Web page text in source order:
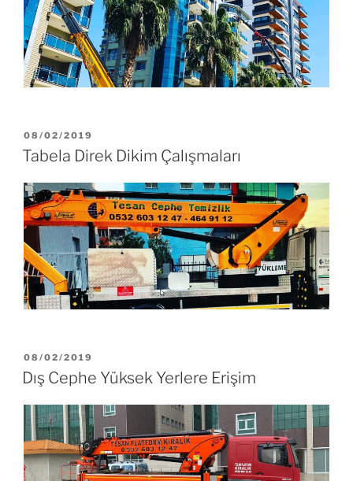
08/02/2019
Tabela Direk Dikim Çalışmaları
08/02/2019
Dış Cephe Yüksek Yerlere Erişim